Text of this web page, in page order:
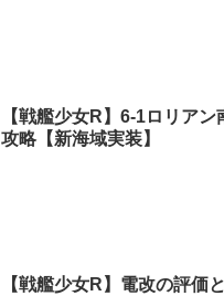
【戦艦少女R】6-1ロリアン
攻略【新海域実装】
【戦艦少女R】電改の評価